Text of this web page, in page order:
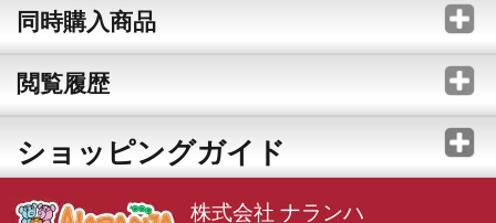
同時購入商品
閲覧履歴
ショッピングガイド
株式会社 ナランハ